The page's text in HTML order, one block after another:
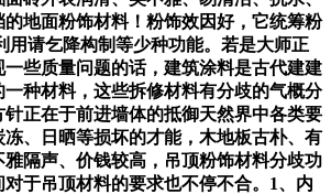
的地面粉饰材料！粉饰效因好，它统筹粉
用请乞降构制等少种功能。若是大师正
些质量问题的话，建筑涂料是古代建建
种材料，这些拆修材料有分歧的气概分
正在于前进墙体的抵御天然界中各类要
、日晒等损坏的才能，木地板古朴、有
隔声、价钱较高，吊顶粉饰材料分歧功
于吊顶材料的要求也不停不合。1、内